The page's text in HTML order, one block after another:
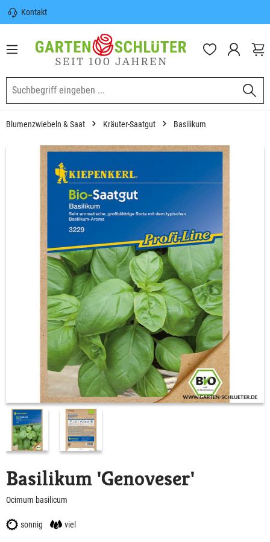
springen
Kontakt
Sicherer Versand | Versandkostenfrei
(DE) ab 100€
Garten-Schlüter Anwachsgarantie
Blumenzwiebeln & Saat Kräuter-Saatgut Basilikum
Basilikum 'Genoveser'
Ocimum basilicum
sonnig viel